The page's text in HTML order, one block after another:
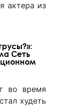
актера из
Сеть
во время
худеть